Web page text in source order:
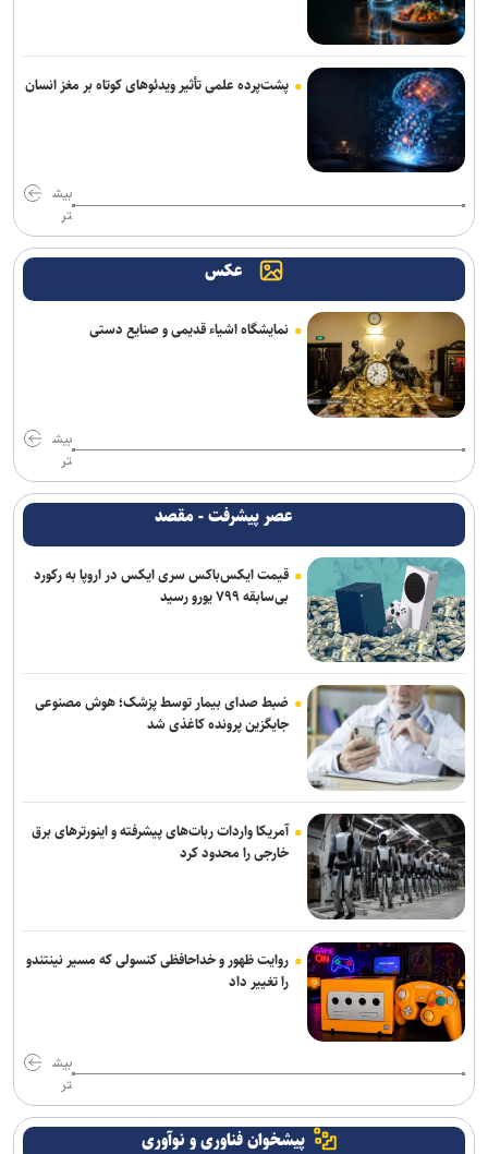
پشت‌پرده علمی تأثیر ویدئو‌های کوتاه بر مغز انسان
بیش
تر
عکس
نمایشگاه اشیاء قدیمی و صنایع دستی
بیش
تر
عصر پیشرفت - مقصد
قیمت ایکس‌باکس سری ایکس در اروپا به رکورد
بی‌سابقه ۷۹۹ یورو رسید
ضبط صدای بیمار توسط پزشک؛ هوش مصنوعی
جایگزین پرونده کاغذی شد
آمریکا واردات ربات‌های پیشرفته و اینورترهای برق
خارجی را محدود کرد
روایت ظهور و خداحافظی کنسولی که مسیر نینتندو
را تغییر داد
بیش
تر
پیشخوان فناوری و نوآوری